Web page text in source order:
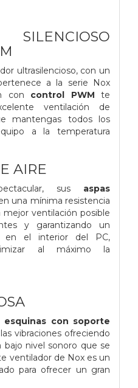
SILENCIOSO
ultrasilencioso, con un
a la serie Nox
con control PWM te
ventilación de
mantengas todos los
a la temperatura
AIRE
sus aspas
una mínima resistencia
mejor ventilación posible
y garantizando un
en el interior del PC,
al máximo la
esquinas con soporte
vibraciones ofreciendo
nivel sonoro que se
ventilador de Nox es un
para ofrecer un gran